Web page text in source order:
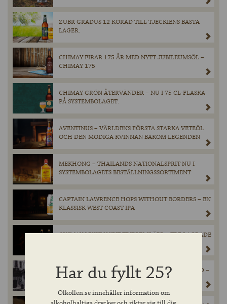
ZUBR GRADUS 12 KORAD TILL TJECKIENS BÄSTA
LAGER.
CHIMAY FIRAR 175 ÅR MED NYTT JUBILEUMSÖL –
CHIMAY 175
CHIMAY GRÖN ÅTERVÄNDER – NU I 75 CL-FLASKA
PÅ SYSTEMBOLAGET.
AVENTINUS – VÄRLDENS FÖRSTA STARKA VETEÖL
OCH DEN MODIGA KVINNAN BAKOM LEGENDEN
MEKHONG – THAILANDS NATIONALSPRIT NU I
SYSTEMBOLAGETS BESTÄLLNINGSSORTIMENT
CAPTAIN LAWRENCE HOPS WITHOUT BORDERS – EN
KLASSISK WEST COAST IPA
CHIMAY I EXKLUSIVT TRIPPELSLÄPP – TRE LAGRADE
HISTORIEN OM THE GREAT LONDON BEER FLOOD –
EN TRAGEDI DU FÖRMODLIGEN ALDRIG HÖRT
Har du fyllt 25?
Olkollen.se innehåller information om